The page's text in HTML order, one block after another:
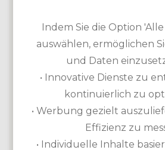
Akademie vorhanden
Indem Sie die Option
auswählen, ermöglichen
und Daten
• Innovative Dienste zu
kontinuierlich zu
• Werbung gezielt
Effizienz zu
• Individuelle Inhalte